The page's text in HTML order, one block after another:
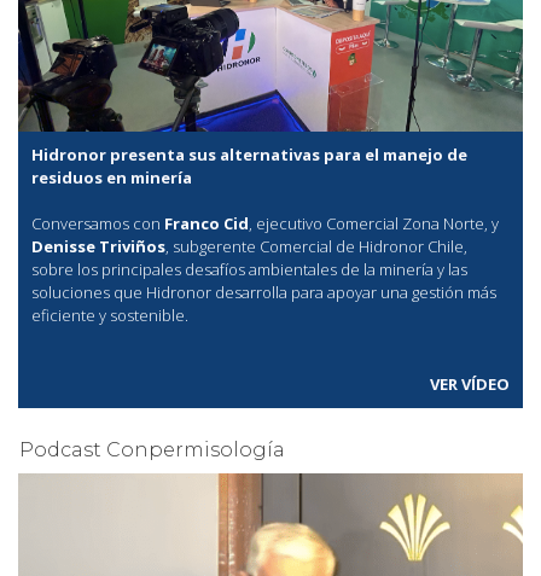
Hidronor presenta sus alternativas para el manejo de
residuos en minería
Conversamos con Franco Cid, ejecutivo Comercial Zona Norte, y
Denisse Triviños, subgerente Comercial de Hidronor Chile,
sobre los principales desafíos ambientales de la minería y las
soluciones que Hidronor desarrolla para apoyar una gestión más
eficiente y sostenible.
VER VÍDEO
Podcast Conpermisología